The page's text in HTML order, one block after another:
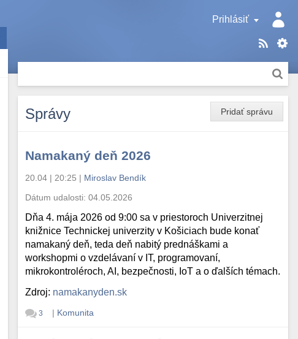
Prihlásiť
Pridať správu
Správy
Namakaný deň 2026
20.04 | 20:25 | Miroslav Bendík
Dátum udalosti:04.05.2026
Dňa 4. mája 2026 od 9:00 sa v priestoroch Univerzitnej
knižnice Technickej univerzity v Košiciach bude konať
namakaný deň, teda deň nabitý prednáškami a
workshopmi o vzdelávaní v IT, programovaní,
mikrokontroléroch, AI, bezpečnosti, IoT a o ďalších témach.
Zdroj: namakanyden.sk
3 | Komunita